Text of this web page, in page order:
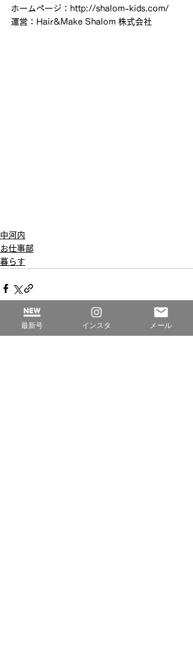
ホームページ：http://shalom-kids.com/
運営：Hair&Make Shalom 株式会社
中河内
お仕事部
暮らす
最新号 インスタ メール